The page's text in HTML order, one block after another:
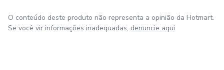
O conteúdo deste produto não representa a opinião da Hotmart.
Se você vir informações inadequadas, denuncie aqui